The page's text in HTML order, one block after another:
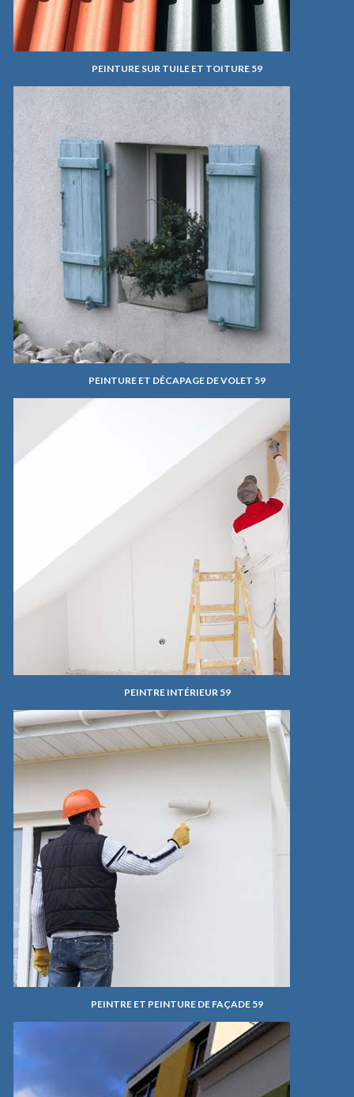
PEINTURE SUR TUILE ET TOITURE 59
PEINTURE ET DÉCAPAGE DE VOLET 59
PEINTRE INTÉRIEUR 59
PEINTRE ET PEINTURE DE FAÇADE 59